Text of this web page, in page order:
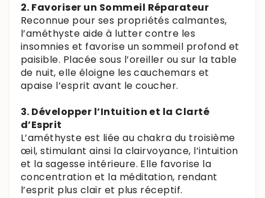
2. Favoriser un Sommeil Réparateur
Reconnue pour ses propriétés calmantes,
l’améthyste aide à lutter contre les
insomnies et favorise un sommeil profond et
paisible. Placée sous l’oreiller ou sur la table
de nuit, elle éloigne les cauchemars et
apaise l’esprit avant le coucher.
3. Développer l’Intuition et la Clarté
d’Esprit
L’améthyste est liée au chakra du troisième
œil, stimulant ainsi la clairvoyance, l’intuition
et la sagesse intérieure. Elle favorise la
concentration et la méditation, rendant
l’esprit plus clair et plus réceptif.